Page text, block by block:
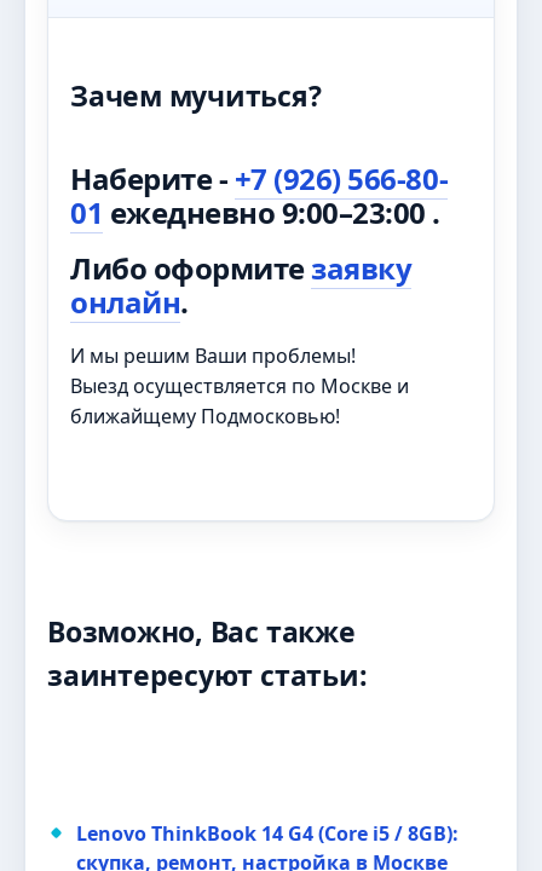
Зачем мучиться?
Наберите - +7 (926) 566-80-
01 ежедневно 9:00–23:00 .
Либо оформитезаявку
онлайн.
И мы решим Ваши проблемы!
Выезд осуществляется по Москве и
ближайщему Подмосковью!
Возможно, Вас также
заинтересуют статьи:
Lenovo ThinkBook 14 G4 (Core i5 / 8GB):
скупка, ремонт, настройка в Москве